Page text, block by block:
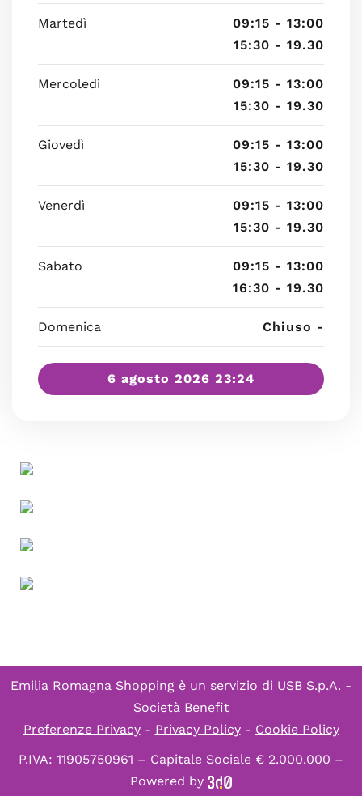
Martedì
09:15 - 13:00
15:30 - 19.30
Mercoledì
09:15 - 13:00
15:30 - 19.30
Giovedì
09:15 - 13:00
15:30 - 19.30
Venerdì
09:15 - 13:00
15:30 - 19.30
Sabato
09:15 - 13:00
16:30 - 19.30
Domenica Chiuso -
6 agosto 2026 23:24
Emilia Romagna Shopping è un servizio di USB S.p.A. -
Società Benefit
Preferenze Privacy- Privacy Policy- Cookie Policy
P.IVA: 11905750961 – Capitale Sociale € 2.000.000 –
Powered by